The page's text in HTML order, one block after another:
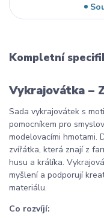
Kompletní
Vykrajovátka –
Sada vykrajovátek s
pomocníkem pro
modelovacími hmotami.
zvířátka, která znají z
husu a králíka.
myšlení a podporují
materiálu.
Co rozvíjí: